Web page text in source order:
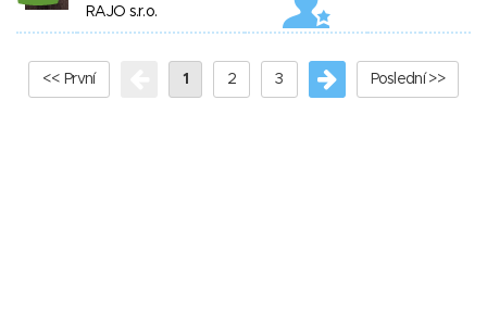
RAJO s.r.o.
<< První 1 2 3 Poslední >>